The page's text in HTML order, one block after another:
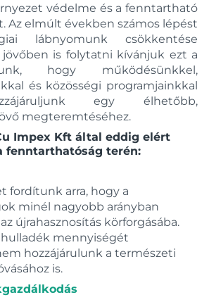
védelme és a fenntartható
Az elmúlt években számos lépést
lábnyomunk csökkentése
is folytatni kívánjuk ezt a
hogy működésünkkel,
és közösségi programjainkkal
egy élhetőbb,
megteremtéséhez.
Impex Kft által eddig elért
fenntarthatóság terén:
fordítunk arra, hogy a
minél nagyobb arányban
újrahasznosítás körforgásába.
hulladék mennyiségét
hozzájárulunk a természeti
is.